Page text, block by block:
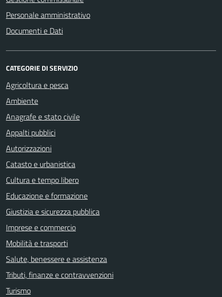
Personale amministrativo
Documenti e Dati
CATEGORIE DI SERVIZIO
Agricoltura e pesca
Ambiente
Anagrafe e stato civile
Appalti pubblici
Autorizzazioni
Catasto e urbanistica
Cultura e tempo libero
Educazione e formazione
Giustizia e sicurezza pubblica
Imprese e commercio
Mobilità e trasporti
Salute, benessere e assistenza
Tributi, finanze e contravvenzioni
Turismo